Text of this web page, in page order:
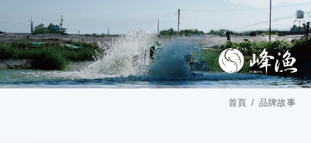
首頁 品牌故事